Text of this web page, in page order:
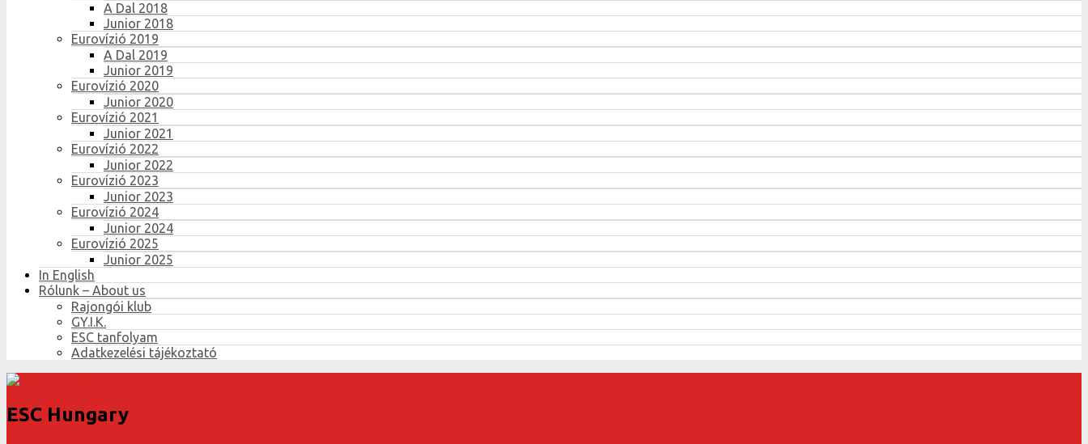
A Dal 2018
Junior 2018
Eurovízió 2019
A Dal 2019
Junior 2019
Eurovízió 2020
Junior 2020
Eurovízió 2021
Junior 2021
Eurovízió 2022
Junior 2022
Eurovízió 2023
Junior 2023
Eurovízió 2024
Junior 2024
Eurovízió 2025
Junior 2025
In English
Rólunk – About us
Rajongói klub
GY.I.K.
ESC tanfolyam
Adatkezelési tájékoztató
ESC Hungary